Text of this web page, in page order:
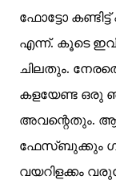
ഫോട്ടോ
എന്ന്. കൂടെ
ചിലതും.
കളയേണ്ട ഒരു
അവന്റെതും. ആ
ഫേസ്ബുക്കും
വയറിളക്കം